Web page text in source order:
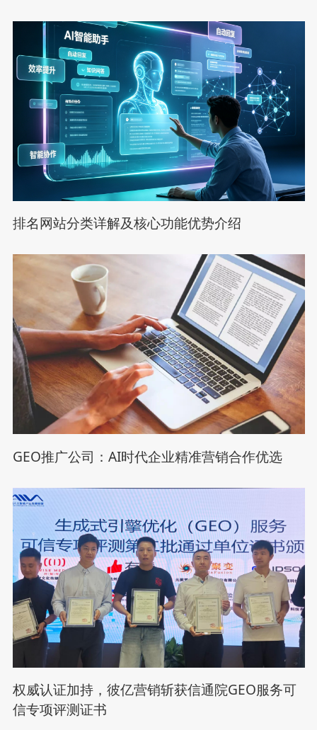
排名网站分类详解及核心功能优势介绍
GEO推广公司：AI时代企业精准营销合作优选
权威认证加持，彼亿营销斩获信通院GEO服务可
信专项评测证书